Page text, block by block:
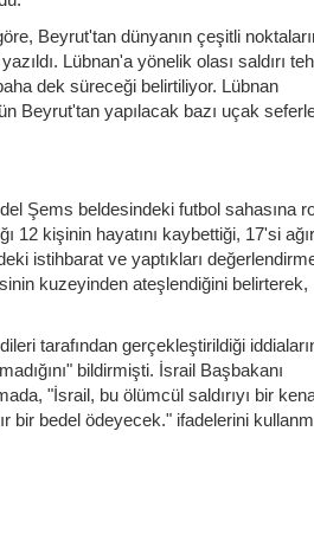
Beyrut'tan dünyanın çeşitli
Lübnan'a yönelik olası saldırı
dek süreceği belirtiliyor. Lübnan
Beyrut'tan yapılacak bazı uçak
Şems beldesindeki futbol sahasına
12 kişinin hayatını kaybettiği, 17'si
istihbarat ve yaptıkları
kuzeyinden ateşlendiğini belirterek,
tarafından gerçekleştirildiği
bildirmişti. İsrail Başbakanı
"İsrail, bu ölümcül saldırıyı bir
bedel ödeyecek." ifadelerini